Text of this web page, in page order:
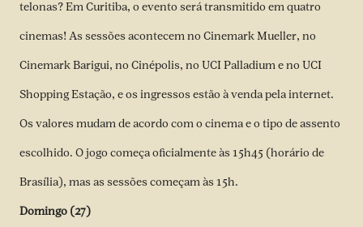
telonas? Em Curitiba, o evento será transmitido em quatro
cinemas! As sessões acontecem no Cinemark Mueller, no
Cinemark Barigui, no Cinépolis, no UCI Palladium e no UCI
Shopping Estação, e os ingressos estão à venda pela internet.
Os valores mudam de acordo com o cinema e o tipo de assento
escolhido. O jogo começa oficialmente às 15h45 (horário de
Brasília), mas as sessões começam às 15h.
Domingo (27)